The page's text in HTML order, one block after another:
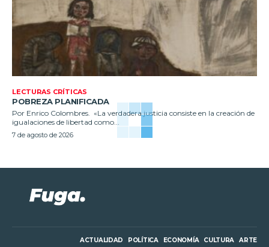
LECTURAS CRÍTICAS
POBREZA PLANIFICADA
Por Enrico Colombres. «La verdadera justicia consiste en la creación de
igualaciones de libertad como...
7 de agosto de 2026
ACTUALIDAD POLÍTICA ECONOMÍA CULTURA ARTE